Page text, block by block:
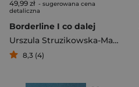
49,99 zł - sugerowana cena
detaliczna
Borderline I co dalej
Urszula Struzikowska-Marynicz
8,3 (4)